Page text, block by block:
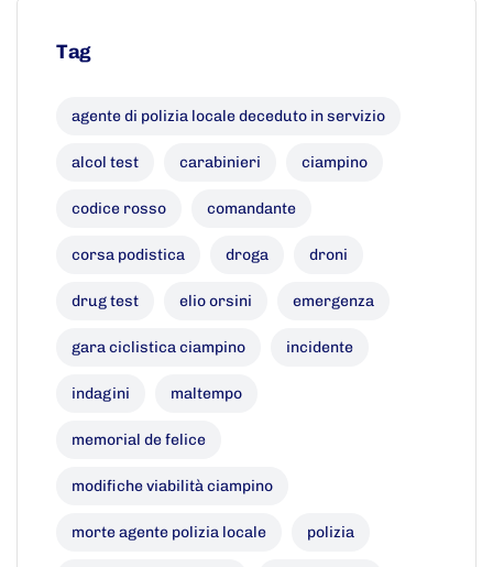
Tag
agente di polizia locale deceduto in servizio
alcol test carabinieri ciampino
codice rosso comandante
corsa podistica droga droni
drug test elio orsini emergenza
gara ciclistica ciampino incidente
indagini maltempo
memorial de felice
modifiche viabilità ciampino
morte agente polizia locale polizia